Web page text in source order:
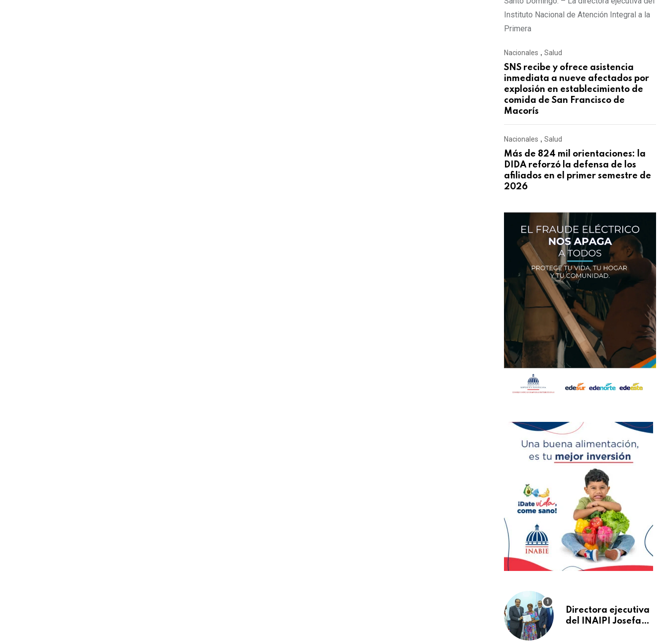
Instituto Nacional de Atención Integral a la
Primera
Nacionales , Salud
SNS recibe y ofrece asistencia
inmediata a nueve afectados por
explosión en establecimiento de
comida de San Francisco de
Macorís
Nacionales , Salud
Más de 824 mil orientaciones: la
DIDA reforzó la defensa de los
afiliados en el primer semestre de
2026
Directora ejecutiva
del INAIPI Josefa